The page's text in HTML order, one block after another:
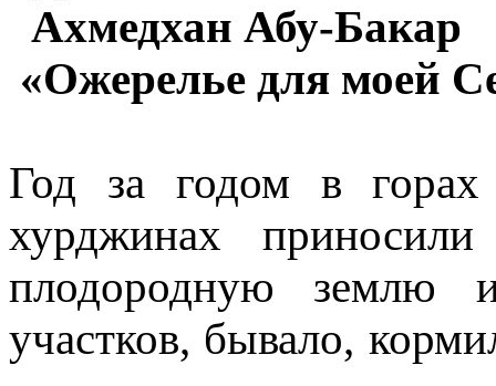
Ахмедхан Абу-Бакар
«Ожерелье для моей
Год за годом в горах
хурджинах
плодородную
участков, бывало,